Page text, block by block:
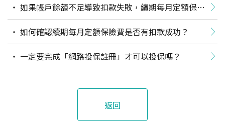
保嗎？
費會停扣嗎？
如何確認續期每月定額保險費是否有扣款成功？
一定要完成「網路投保註冊」才可以投保嗎？
返回